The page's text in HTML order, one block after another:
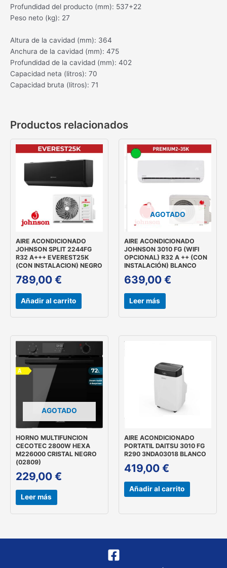
Profundidad del producto (mm): 537+22
Peso neto (kg): 27
Altura de la cavidad (mm): 364
Anchura de la cavidad (mm): 475
Profundidad de la cavidad (mm): 402
Capacidad neta (litros): 70
Capacidad bruta (litros): 71
Productos relacionados
AIRE ACONDICIONADO
JOHNSON SPLIT 2244FG
R32 A+++ EVEREST25K
(CON INSTALACION) NEGRO
789,00 €
Añadir al carrito
AGOTADO
AIRE ACONDICIONADO
JOHNSON 3010 FG (WIFI
OPCIONAL) R32 A ++ (CON
INSTALACIÓN) BLANCO
639,00 €
Leer más
AGOTADO
HORNO MULTIFUNCION
CECOTEC 2800W HEXA
M226000 CRISTAL NEGRO
(02809)
229,00 €
Leer más
AIRE ACONDICIONADO
PORTATIL DAITSU 3010 FG
R290 3NDA03018 BLANCO
419,00 €
Añadir al carrito